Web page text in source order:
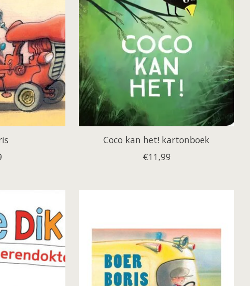
Coco kan het! kartonboek
€11,99